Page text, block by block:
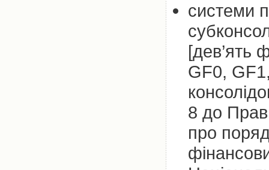
системи
[дев’ять
GF0,
8 до
про